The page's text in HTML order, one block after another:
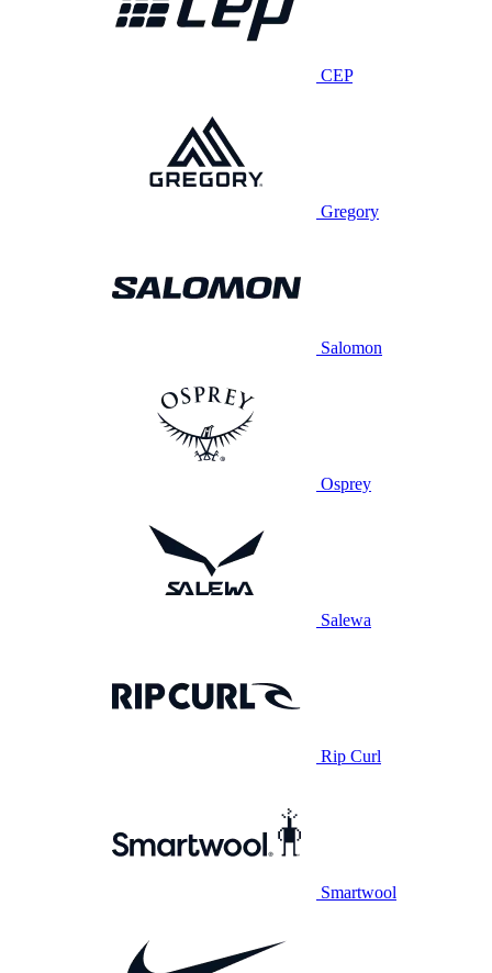
CEP
Gregory
Salomon
Osprey
Salewa
Rip Curl
Smartwool